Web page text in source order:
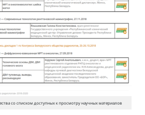
со списком доступных к просмотру научных материалов